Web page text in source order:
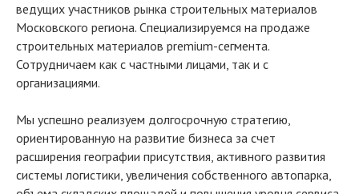
ведущих участников рынка строительных материалов
Московского региона. Специализируемся на продаже
строительных материалов premium-сегмента.
Сотрудничаем как с частными лицами, так и с
организациями.
Мы успешно реализуем долгосрочную стратегию,
ориентированную на развитие бизнеса за счет
расширения географии присутствия, активного развития
системы логистики, увеличения собственного автопарка,